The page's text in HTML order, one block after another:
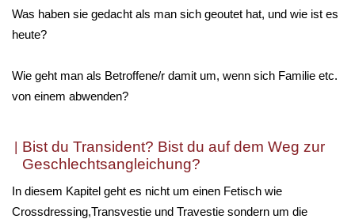
Was haben sie gedacht als man sich geoutet hat, und wie ist es
heute?
Wie geht man als Betroffene/r damit um, wenn sich Familie etc.
von einem abwenden?
Bist du Transident? Bist du auf dem Weg zur
Geschlechtsangleichung?
In diesem Kapitel geht es nicht um einen Fetisch wie
Crossdressing,Transvestie und Travestie sondern um die